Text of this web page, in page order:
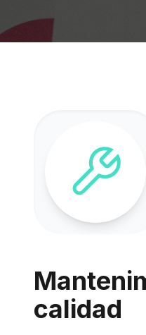
calidad